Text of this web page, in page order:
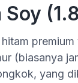
(biasanya
yang